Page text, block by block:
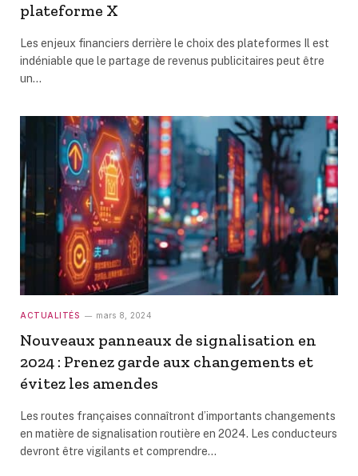
plateforme X
Les enjeux financiers derrière le choix des plateformes Il est
indéniable que le partage de revenus publicitaires peut être
un…
ACTUALITÉS mars 8, 2024
Nouveaux panneaux de signalisation en
2024 : Prenez garde aux changements et
évitez les amendes
Les routes françaises connaîtront d’importants changements
en matière de signalisation routière en 2024. Les conducteurs
devront être vigilants et comprendre…